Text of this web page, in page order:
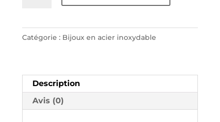
d'oreilles
Plume
Catégorie : Bijoux en acier inoxydable
Description
Avis (0)